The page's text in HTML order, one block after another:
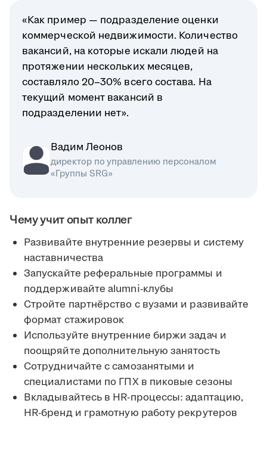
«Как пример — подразделение оценки
коммерческой недвижимости. Количество
вакансий, на которые искали людей на
протяжении нескольких месяцев,
составляло 20–30% всего состава. На
текущий момент вакансий в
подразделении нет».
Вадим Леонов
директор по управлению персоналом
«Группы SRG»
Чему учит опыт коллег
Развивайте внутренние резервы и систему
наставничества
Запускайте реферальные программы и
поддерживайте alumni-клубы
Стройте партнёрство с вузами и развивайте
формат стажировок
Используйте внутренние биржи задач и
поощряйте дополнительную занятость
Сотрудничайте с самозанятыми и
специалистами по ГПХ в пиковые сезоны
Вкладывайтесь в HR-процессы: адаптацию,
HR-бренд и грамотную работу рекрутеров